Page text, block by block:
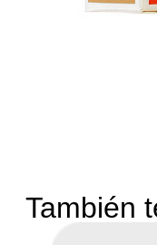
También